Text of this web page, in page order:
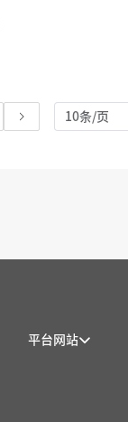
10条/页
平台网站